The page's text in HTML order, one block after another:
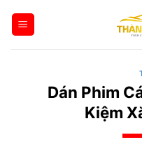
qua
Dán Phim
Kiệm